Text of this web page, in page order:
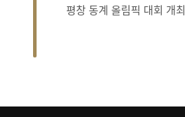
평창 동계 올림픽 대회 개최